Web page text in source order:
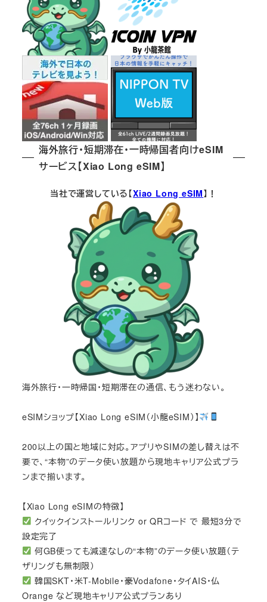
海外旅行・短期滞在・一時帰国者向けeSIM
サービス【Xiao Long eSIM】
当社で運営している【Xiao Long eSIM】！
海外旅行・一時帰国・短期滞在の通信、もう迷わない。
eSIMショップ【Xiao Long eSIM（小龍eSIM）】
200以上の国と地域に対応。アプリやSIMの差し替えは不
要で、“本物”のデータ使い放題から現地キャリア公式プラ
ンまで揃います。
【Xiao Long eSIMの特徴】
クイックインストールリンク or QRコード で 最短3分で
設定完了
何GB使っても減速なしの“本物”のデータ使い放題（テ
ザリングも無制限）
韓国SKT・米T-Mobile・豪Vodafone・タイAIS・仏
Orange など現地キャリア公式プランあり